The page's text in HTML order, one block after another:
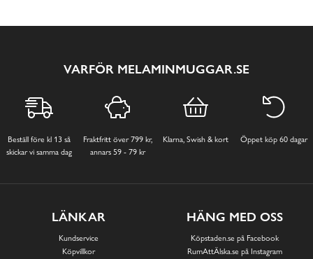
VARFÖR MELAMINMUGGAR.SE
Beställ före kl 13 så
skickar vi samma dag
Fraktfritt över 799 kr,
annars 59 - 79 kr
Klarna, Swish & kort Öppet köp 60 dagar
LÄNKAR
Kundservice
Köpvillkor
HÄNG MED OSS
Köpstaden.se på Facebook
RumAttÄlska.se på Instagram